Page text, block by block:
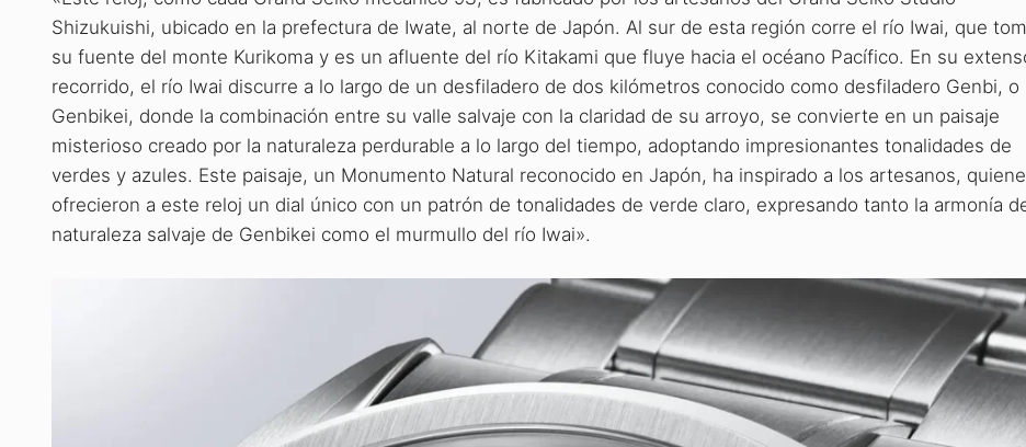
Shizukuishi, ubicado en la prefectura de Iwate, al norte de Japón. Al sur de esta región corre el río Iwai, que
su fuente del monte Kurikoma y es un afluente del río Kitakami que fluye hacia el océano Pacífico. En su
recorrido, el río Iwai discurre a lo largo de un desfiladero de dos kilómetros conocido como desfiladero Genbi, o
Genbikei, donde la combinación entre su valle salvaje con la claridad de su arroyo, se convierte en un paisaje
misterioso creado por la naturaleza perdurable a lo largo del tiempo, adoptando impresionantes tonalidades de
verdes y azules. Este paisaje, un Monumento Natural reconocido en Japón, ha inspirado a los artesanos,
ofrecieron a este reloj un dial único con un patrón de tonalidades de verde claro, expresando tanto la armonía
naturaleza salvaje de Genbikei como el murmullo del río Iwai».